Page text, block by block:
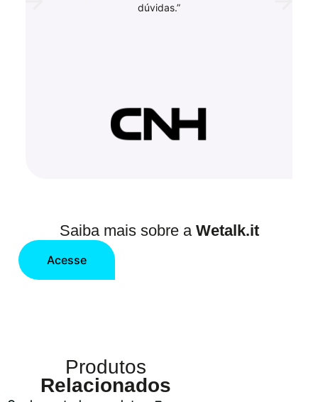
dúvidas.”
Saiba mais sobre a Wetalk.it
Acesse
Produtos
Relacionados